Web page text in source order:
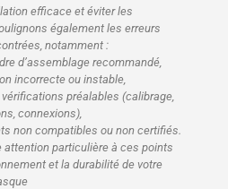
efficace et éviter les
également les erreurs
notamment :
d’assemblage recommandé,
incorrecte ou instable,
préalables (calibrage,
connexions),
non compatibles ou non certifiés.
attention particulière à ces points
et la durabilité de votre